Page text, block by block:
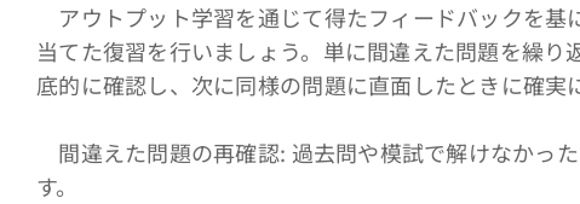
アウトプット学習を通じて得たフィードバックを基
当てた復習を行いましょう。単に間違えた問題を繰
底的に確認し、次に同様の問題に直面したときに確実
間違えた問題の再確認: 過去問や模試で解けなかっ
す。